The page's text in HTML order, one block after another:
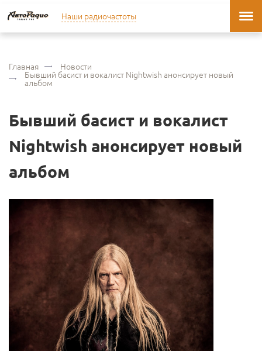
Наши радиочастоты
Главная Новости
Бывший басист и вокалист Nightwish анонсирует новый
альбом
Бывший басист и вокалист
Nightwish анонсирует новый
альбом